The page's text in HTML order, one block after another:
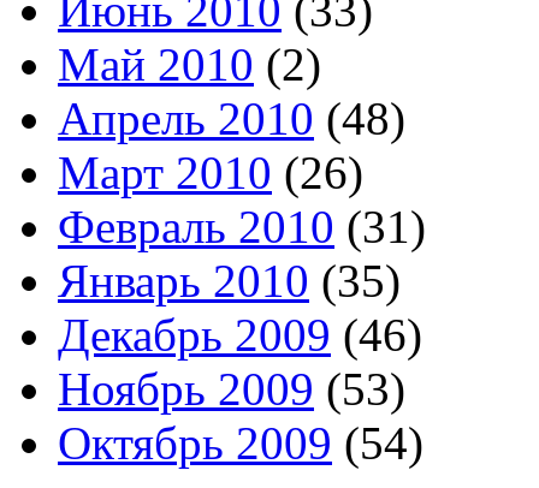
Май 2010 (2)
Апрель 2010 (48)
Март 2010 (26)
Февраль 2010 (31)
Январь 2010 (35)
Декабрь 2009 (46)
Ноябрь 2009 (53)
Октябрь 2009 (54)